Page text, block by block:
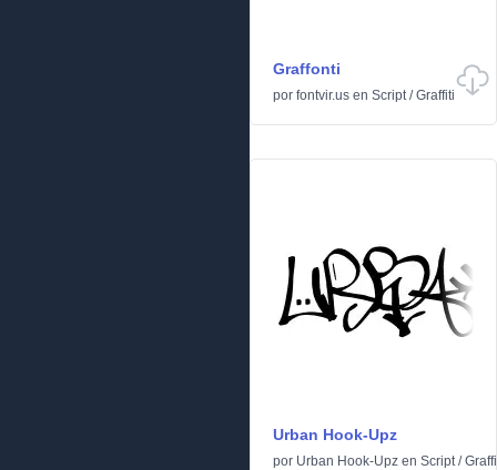
Graffonti
por fontvir.us en Script/Graffiti
Urban Hook-Upz
por Urban Hook-Upz en Script/